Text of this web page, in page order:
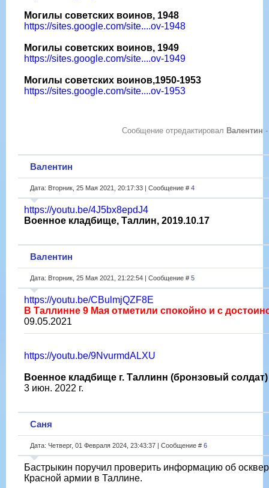
Могилы советских воинов, 1948
https://sites.google.com/site....ov-1948
Могилы советских воинов, 1949
https://sites.google.com/site....ov-1949
Могилы советских воинов,1950-1953
https://sites.google.com/site....ov-1953
Сообщение отредактировал Валентин
Валентин
Дата: Вторник, 25 Мая 2021, 20:17:33 | Сообщение # 4
https://youtu.be/4J5bx8epdJ4
Военное кладбище, Таллин, 2019.10.17
Валентин
Дата: Вторник, 25 Мая 2021, 21:22:54 | Сообщение # 5
https://youtu.be/CBulmjQZF8E
В Таллинне 9 Мая отметили спокойно и с
09.05.2021
https://youtu.be/9NvurmdALXU
Военное кладбище г. Таллинн (бронзовый солдат)
3 июн. 2022 г.
Саня
Дата: Четверг, 01 Февраля 2024, 23:43:37 | Сообщение # 6
Бастрыкин поручил проверить информацию об
Красной армии в Таллине.